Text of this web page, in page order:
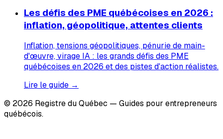
Les défis des PME québécoises en 2026 :
inflation, géopolitique, attentes clients
Inflation, tensions géopolitiques, pénurie de main-
d'œuvre, virage IA : les grands défis des PME
québécoises en 2026 et des pistes d'action réalistes.
Lire le guide →
© 2026 Registre du Québec — Guides pour entrepreneurs
québécois.